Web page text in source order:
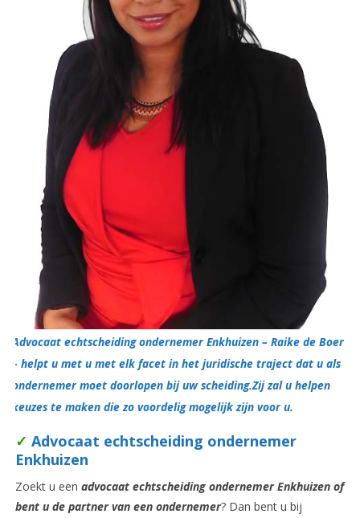
Advocaat echtscheiding ondernemer Enkhuizen – Raike de Boer
– helpt u met u met elk facet in het juridische traject dat u als
ondernemer moet doorlopen bij uw scheiding.Zij zal u helpen
keuzes te maken die zo voordelig mogelijk zijn voor u.
✓ Advocaat echtscheiding ondernemer
Enkhuizen
Zoekt u een advocaat echtscheiding ondernemer Enkhuizen of
bent u de partner van een ondernemer? Dan bent u bij